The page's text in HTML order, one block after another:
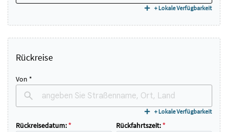
+ Lokale Verfügbarkeit
Rückreise
Von *
+ Lokale Verfügbarkeit
Rückreisedatum: * Rückfahrtszeit: *